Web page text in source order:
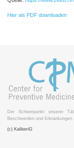
Hier als PDF downloaden
Der Schwerpunkt unserer
Beschwerden und Erkrankungen.
(c) Kaliber42